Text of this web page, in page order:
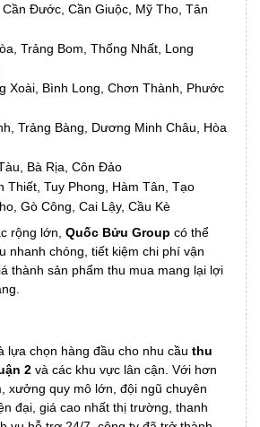
Cần Đước, Cần Giuộc, Mỹ Tho, Tân
Trảng Bom, Thống Nhất, Long
Xoài, Bình Long, Chơn Thành, Phước
Trảng Bàng, Dương Minh Châu, Hòa
Bà Rịa, Côn Đảo
Thiết, Tuy Phong, Hàm Tân, Tạo
Gò Công, Cai Lậy, Cầu Kè
rộng lớn, Quốc Bửu Group có thể
nhanh chóng, tiết kiệm chi phí vận
thành sản phẩm thu mua mang lại lợi
lựa chọn hàng đầu cho nhu cầu thu
2 và các khu vực lân cận. Với hơn
xưởng quy mô lớn, đội ngũ chuyên
đại, giá cao nhất thị trường, thanh